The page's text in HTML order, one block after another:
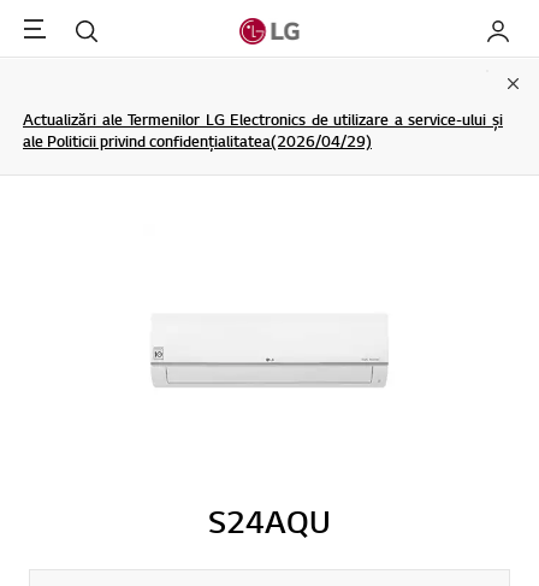
Menu Cautare My LG
Actualizări ale Termenilor LG Electronics de utilizare a service-ului și
ale Politicii privind confidențialitatea(2026/04/29)
S24AQU